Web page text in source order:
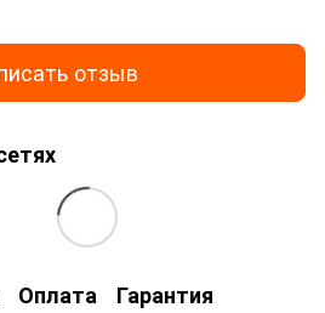
отзыв
Оплата Гарантия